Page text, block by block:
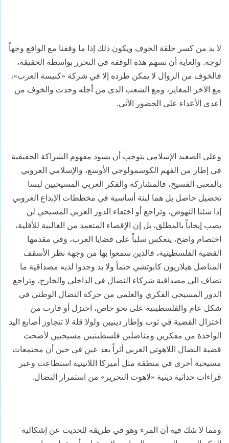
لا بد من كسر حلقة الخوف ويكون ذلك إذا ما وقفنا مع الواقع وجهاً
لوجه. والغاية أن تسهم هذه الوقفة في التحرر بواسطة الحقيقة،
فالخوف من الزوال لا يمكن طرده إلا في شركة «كنيسة العرب»،
مع الآخر المغاير، ومع الشعب الذي من أجله وجدت والخوف من
أعدى الأعداء على الحضور الآني.
وعلى الصعيد الإسلامي يتوجب أن يسود مفهوم الشراكة الحقيقية
في إطار من الفهم الكوسمولوجي الأوسع، والإسلامي العروبي
بالمعنى الفسيح، فالمشاركة والفكر العربي المسيحيين ليسا
تحصيل حاصل بل هما لبنة أساسية في مخططات الإبداع العروبي
إذا شئنا النهوض، وتراجع أو اختفاء الدور العربي المسيحي لن
يصب إيجاباً بالمطلق، بل إن الإقصاء المتعمد من الغالبية للأقلية،
اختصام واضح، ينعكس سلباً على قضايا العرب، وفي مقدمها
القضية الفلسطينية، فالذين سمعوا بها من وجهة نظر الأسقف
المناضل هيلاريون كابوتشي حتماً ولا بد وجدوا لديه مصداقية ما
تضاف الى مصداقية شركاء النضال في الداخلي والخارج، وتراجع
الدور المسيحي الفكري والعلمي من حركة النضال الوطني في
شكل عام والفلسطينية على نحو خاص، اختزل أو قارب من
اختزال القضية في ثوب وإطار دينيين ولولا قلة لا تتجاوز أصابع اليد
الواحدة من مفكرين ومناضلين فلسطينيين مسيحيين لأضحت
قضية النضال اللاهوتي العربي أثراً بعد عين في حين أن مجتمعات
مسيحية أخرى في منطقة مثل أميركا اللاتينية استطاعت وعبر
قراءات حداثية دينية «لاهوت التحرير» من استمرار النضال.
ومما لا شك فيه أن المرء وهو في طريقه للحديث عن إشكالية